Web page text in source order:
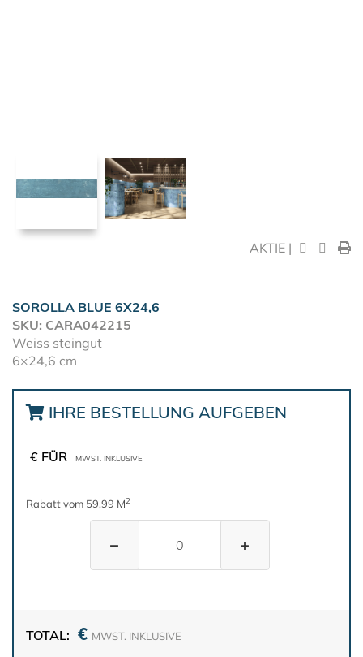
AKTIE |
SOROLLA BLUE 6X24,6
SKU: CARA042215
Weiss steingut
6×24,6 cm
IHRE BESTELLUNG AUFGEBEN
€ FÜR MWST. INKLUSIVE
Rabatt vom 59,99 M2
− +
TOTAL: € MWST. INKLUSIVE